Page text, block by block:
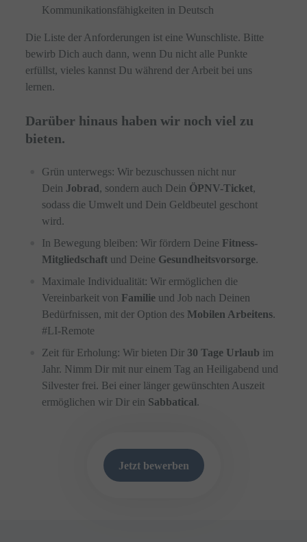
Kommunikationsfähigkeiten in Deutsch
Die Liste der Anforderungen ist eine Wunschliste. Bitte
bewirb Dich auch dann, wenn Du nicht alle Punkte
erfüllst, vieles kannst Du während der Arbeit bei uns
lernen.
Darüber hinaus haben wir noch viel zu
bieten.
Grün unterwegs: Wir bezuschussen nicht nur
Dein Jobrad, sondern auch Dein ÖPNV-Ticket,
sodass die Umwelt und Dein Geldbeutel geschont
wird.
In Bewegung bleiben: Wir fördern Deine Fitness-
Mitgliedschaft und Deine Gesundheitsvorsorge.
Maximale Individualität: Wir ermöglichen die
Vereinbarkeit von Familie und Job nach Deinen
Bedürfnissen, mit der Option des Mobilen Arbeitens.
#LI-Remote
Zeit für Erholung: Wir bieten Dir 30 Tage Urlaub im
Jahr. Nimm Dir mit nur einem Tag an Heiligabend und
Silvester frei. Bei einer länger gewünschten Auszeit
ermöglichen wir Dir ein Sabbatical.
Jetzt bewerben